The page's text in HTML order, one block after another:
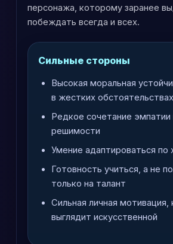
персонажа, которому заранее
побеждать всегда и всех.
Сильные стороны
Высокая моральная
в жестких обстоятельствах
Редкое сочетание эмпатии
решимости
Умение адаптироваться по
Готовность учиться, а не
только на талант
Сильная личная мотивация,
выглядит искусственной